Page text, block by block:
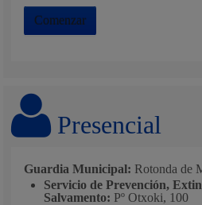
Comenzar
Presencial
Guardia Municipal: Rotonda de
Servicio de Prevención,
Salvamento: Pº Otxoki, 100